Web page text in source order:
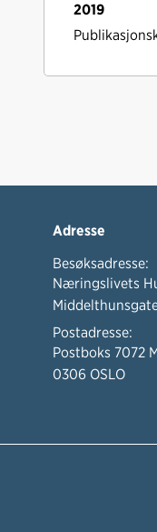
2019
Adresse
Besøksadresse:
Næringslivets
Postadresse:
Postboks 7072
0306 OSLO